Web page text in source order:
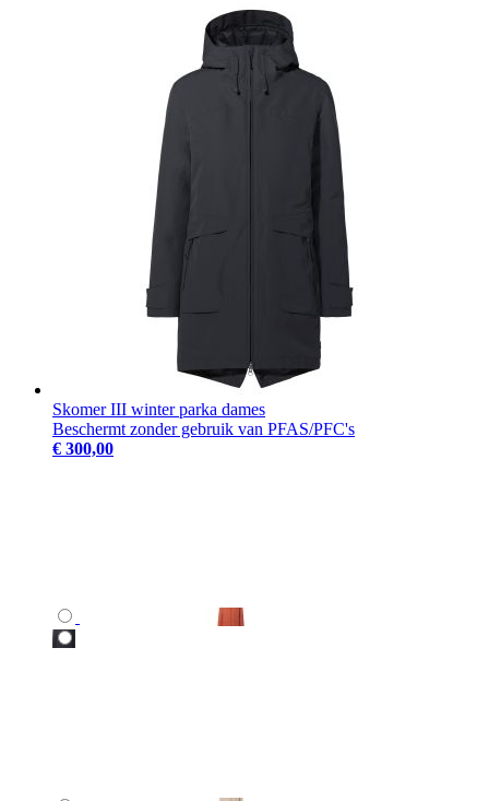
Skomer III winter parka dames
Beschermt zonder gebruik van PFAS/PFC's
€ 300,00